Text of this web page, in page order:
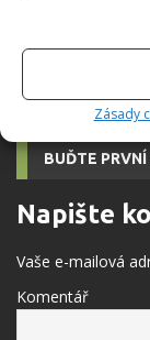
Zásady
BUĎTE
Napište
Vaše e-mailová
Komentář